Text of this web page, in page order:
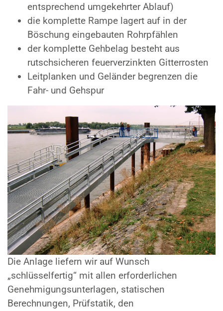
entsprechend umgekehrter Ablauf)
die komplette Rampe lagert auf in der
Böschung eingebauten Rohrpfählen
der komplette Gehbelag besteht aus
rutschsicheren feuerverzinkten Gitterrosten
Leitplanken und Geländer begrenzen die
Fahr- und Gehspur
Die Anlage liefern wir auf Wunsch
„schlüsselfertig“ mit allen erforderlichen
Genehmigungsunterlagen, statischen
Berechnungen, Prüfstatik, den